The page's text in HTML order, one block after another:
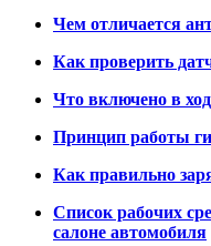
Чем отличается
Как проверить
Что включено в
Принцип работы
Как правильно
Список рабочих
салоне автомобиля